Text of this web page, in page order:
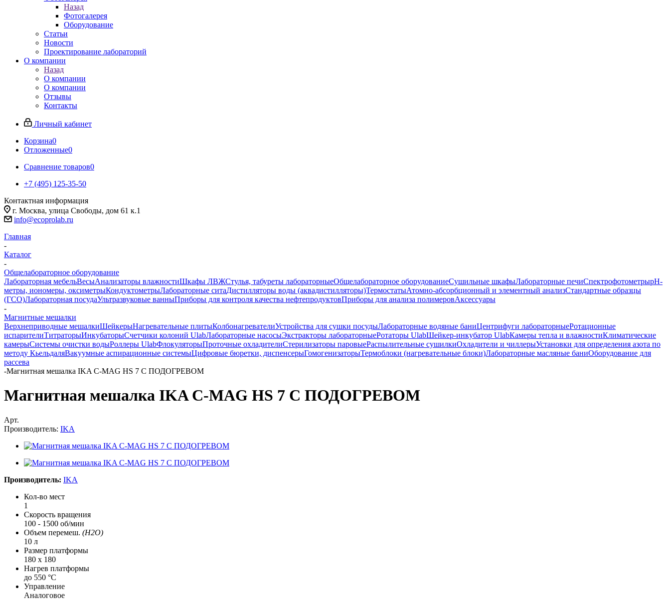
Назад
Фотогалерея
Оборудование
Статьи
Новости
Проектирование лабораторий
О компании
Назад
О компании
О компании
Отзывы
Контакты
Личный кабинет
Корзина0
Отложенные0
Сравнение товаров0
+7 (495) 125-35-50
Контактная информация
г. Москва, улица Свободы, дом 61 к.1
info@ecoprolab.ru
Главная
-
Каталог
-
Общелабораторное оборудование
Лабораторная мебельВесыАнализаторы влажностиШкафы ЛВЖСтулья, табуреты лабораторныеОбщелабораторное оборудованиеСушильные шкафыЛабораторные печиСпектрофотометрыpH-
метры, иономеры, оксиметрыКондуктометрыЛабораторные ситаДистилляторы воды (аквадистилляторы)ТермостатыАтомно-абсорбционный и элементный анализСтандартные образцы
(ГСО)Лабораторная посудаУльтразвуковые ванныПриборы для контроля качества нефтепродуктовПриборы для анализа полимеровАксессуары
-
Магнитные мешалки
Верхнеприводные мешалкиШейкерыНагревательные плитыКолбонагревателиУстройства для сушки посудыЛабораторные водяные баниЦентрифуги лабораторныеРотационные
испарителиТитраторыИнкубаторыСчетчики колоний UlabЛабораторные насосыЭкстракторы лабораторныеРотаторы UlabШейкер-инкубатор UlabКамеры тепла и влажностиКлиматические
камерыСистемы очистки водыРоллеры UlabФлокуляторыПроточные охладителиСтерилизаторы паровыеРаспылительные сушилкиОхладители и чиллерыУстановки для определения азота по
методу КьельдаляВакуумные аспирационные системыЦифровые бюретки, диспенсерыГомогенизаторыТермоблоки (нагревательные блоки)Лабораторные масляные баниОборудование для
рассева
-Магнитная мешалка IKA C-MAG HS 7 С ПОДОГРЕВОМ
Магнитная мешалка IKA C-MAG HS 7 С ПОДОГРЕВОМ
Арт.
Производитель: IKA
Производитель: IKA
Кол-во мест
1
Скорость вращения
100 - 1500 об/мин
Объем перемеш. (H2O)
10 л
Размер платформы
180 x 180
Нагрев платформы
до 550 °С
Управление
Аналоговое